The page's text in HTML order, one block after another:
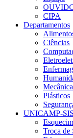
CIPA
Departamentos
Ciências
Mecânica
Plásticos
UNICAMP-
Troca de